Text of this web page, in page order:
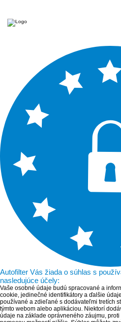
Autofilter Vás žiada o súhlas s
nasledujúce účely:
Vaše osobné údaje budú spracované a
cookie, jedinečné identifikátory a ďalšie
používané a zdieľané s dodávateľmi tretích
týmto webom alebo aplikáciou. Niektorí
údaje na základe oprávneného záujmu,